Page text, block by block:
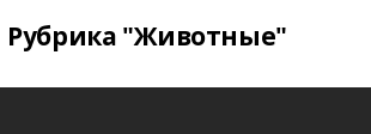
Рубрика "Животные"